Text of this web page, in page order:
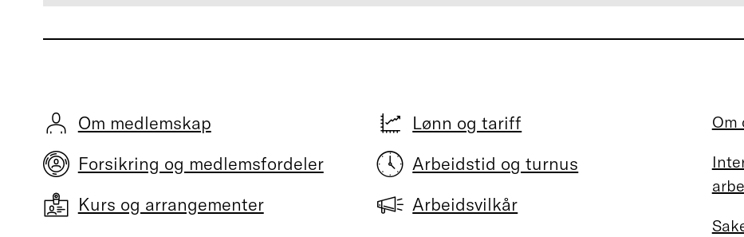
Om medlemskap
Forsikring og medlemsfordeler
Kurs og arrangementer
Lønn og tariff
Arbeidstid og turnus
Arbeidsvilkår
Om